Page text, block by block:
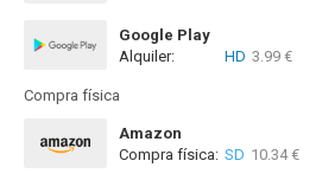
Google Play
Alquiler:
HD 3.99 €
Compra física
Amazon
Compra física: SD 10.34 €